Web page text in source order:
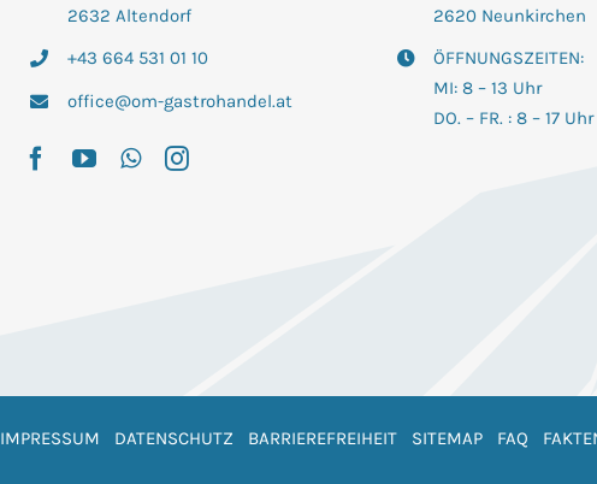
2632 Altendorf
+43 664 531 01 10
office@om-gastrohandel.at
2620 Neunkirchen
ÖFFNUNGSZEITEN:
MI: 8 – 13 Uhr
DO. – FR. : 8 – 17 Uhr
IMPRESSUM DATENSCHUTZ BARRIEREFREIHEIT SITEMAP FAQ